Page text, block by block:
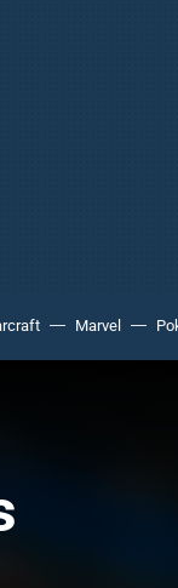
Marvel